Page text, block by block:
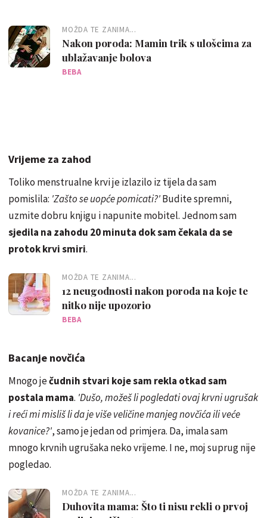
MOŽDA TE ZANIMA...
Nakon poroda: Mamin trik s ulošcima za
ublažavanje bolova
BEBA
Vrijeme za zahod
Toliko menstrualne krvi je izlazilo iz tijela da sam
pomislila: 'Zašto se uopće pomicati?'Budite spremni,
uzmite dobru knjigu i napunite mobitel. Jednom sam
sjedila na zahodu 20 minuta dok sam čekala da se
protok krvi smiri.
MOŽDA TE ZANIMA...
12 neugodnosti nakon poroda na koje te
nitko nije upozorio
BEBA
Bacanje novčića
Mnogo ječudnih stvari koje sam rekla otkad sam
postala mama. 'Dušo, možeš li pogledati ovaj krvni ugrušak
i reći mi misliš li da je više veličine manjeg novčića ili veće
kovanice?', samo je jedan od primjera. Da, imala sam
mnogo krvnih ugrušaka neko vrijeme. I ne, moj suprug nije
pogledao.
MOŽDA TE ZANIMA...
Duhovita mama: Što ti nisu rekli o prvoj